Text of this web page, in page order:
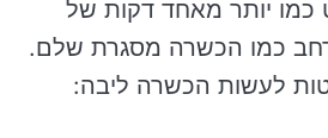
כמו יותר מאחד דקות של
כמו הכשרה מסגרת שלם.
לעשות הכשרה ליבה: